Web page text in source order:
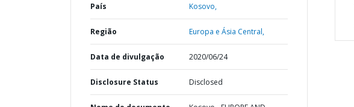
País Kosovo,
Região Europa e Ásia Central,
Data de divulgação 2020/06/24
Disclosure Status Disclosed